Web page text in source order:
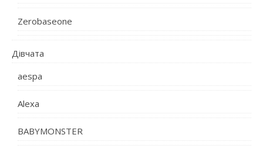
Zerobaseone
Дівчата
aespa
Alexa
BABYMONSTER